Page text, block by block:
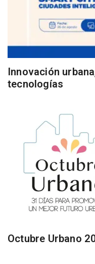
Innovación
tecnologías
Octubre Urbano